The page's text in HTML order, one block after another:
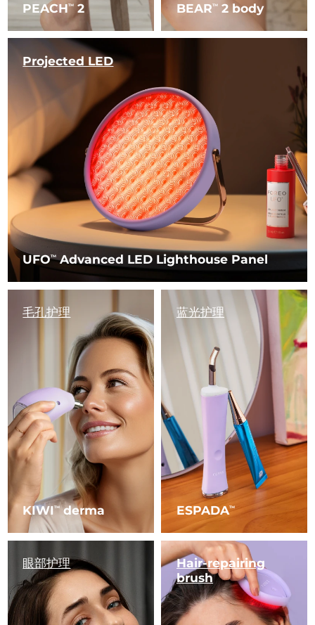
PEACHTM 2 BEARTM 2 body
UFOTMAdvanced LED Lighthouse Panel
Projected LED
KIWITMderma
毛孔护理
ESPADATM
蓝光护理
眼部护理
Hair-repairing
brush